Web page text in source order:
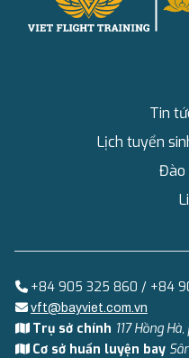
Tin
Lịch tuyển
Đào
+84 905 325 860 / +84
vft@bayviet.com.vn
Trụ sở chính 117 Hồng
Cơ sở huấn luyện bay